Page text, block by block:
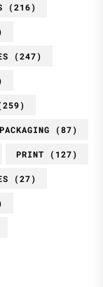
(216)
(247)
PACKAGING (87)
PRINT (127)
(27)